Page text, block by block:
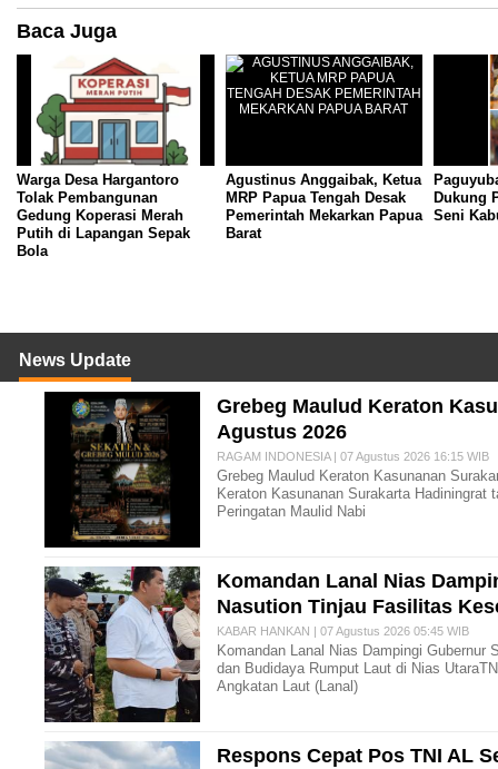
Baca Juga
Warga Desa Hargantoro
Tolak Pembangunan
Gedung Koperasi Merah
Putih di Lapangan Sepak
Bola
Agustinus Anggaibak, Ketua
MRP Papua Tengah Desak
Pemerintah Mekarkan Papua
Barat
Dukung
Seni
News Update
Grebeg Maulud Keraton
Agustus 2026
RAGAM INDONESIA | 07 Agustus 2026 16:15 WIB
Grebeg Maulud Keraton Kasunanan
Keraton Kasunanan Surakarta Hadiningrat
Peringatan Maulid Nabi
Komandan Lanal Nias
Nasution Tinjau Fasilitas
KABAR HANKAN | 07 Agustus 2026 05:45 WIB
Komandan Lanal Nias Dampingi
dan Budidaya Rumput Laut di Nias Utara
Angkatan Laut (Lanal)
Respons Cepat Pos TNI AL